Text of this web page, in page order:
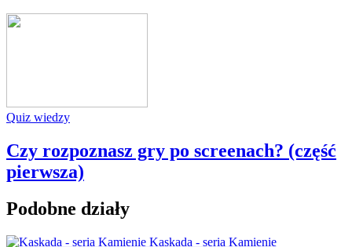
Quiz wiedzy
Czy rozpoznasz gry po screenach? (część
pierwsza)
Podobne działy
Kaskada - seria Kamienie